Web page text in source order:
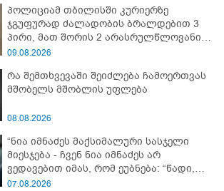
პოლიციამ თბილისში კურიერზე
ჯგუფურად ძალადობის ბრალდებით 3
პირი, მათ შორის 2 არასრულწლოვანი
დააკავა
09.08.2026
რა შემთხვევაში შეიძლება ჩამოერთვას
მშობელს მშობლის უფლება
08.08.2026
“ნია იმნაძეს მაქსიმალური სასჯელი
მიესჯება - ჩვენ ნია იმნაძეს არ
ვედავებით იმას, რომ ეუბნება: “წადი,
მოკალი“, ეს დაკვეთაა, ჩვენ ვამბობთ,
07.08.2026